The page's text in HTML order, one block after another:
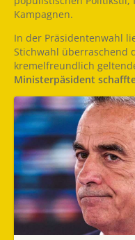
Kampagnen.
In der Präsidentenwahl
Stichwahl überraschend
kremelfreundlich
Ministerpäsident